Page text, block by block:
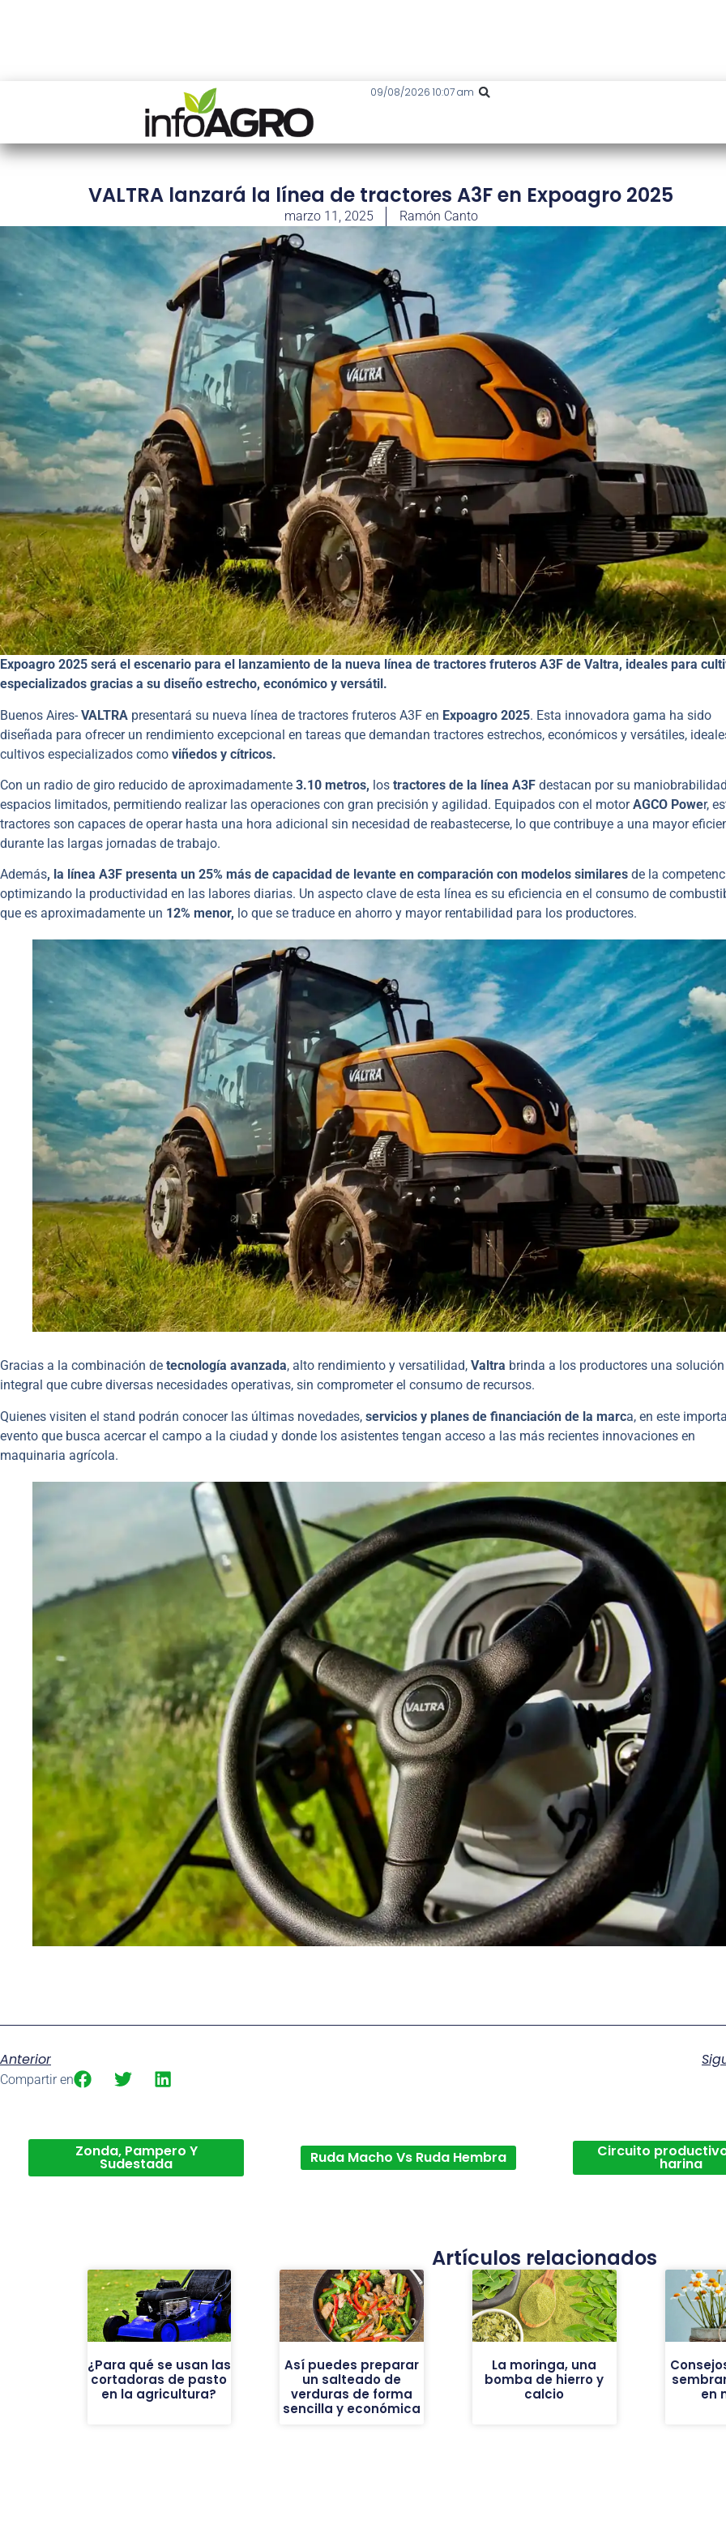
09/08/2026 10:07 am
VALTRA lanzará la línea de tractores A3F en Expoagro 2025
marzo 11, 2025 Ramón Canto
Expoagro 2025 será el escenario para el lanzamiento de la nueva línea de tractores fruteros A3F de Valtra, ideales para
especializados gracias a su diseño estrecho, económico y versátil.
Buenos Aires- VALTRA presentará su nueva línea de tractores fruteros A3F en Expoagro 2025. Esta innovadora gama ha sido
diseñada para ofrecer un rendimiento excepcional en tareas que demandan tractores estrechos, económicos y versátiles,
cultivos especializados como viñedos y cítricos.
Con un radio de giro reducido de aproximadamente 3.10 metros, los tractores de la línea A3F destacan por su
espacios limitados, permitiendo realizar las operaciones con gran precisión y agilidad. Equipados con el motorAGCO Power,
tractores son capaces de operar hasta una hora adicional sin necesidad de reabastecerse, lo que contribuye a una mayor
durante las largas jornadas de trabajo.
Además, la línea A3F presenta un 25% más de capacidad de levante en comparación con modelos similares de la
optimizando la productividad en las labores diarias. Un aspecto clave de esta línea es su eficiencia en el consumo de
que es aproximadamente un 12% menor, lo que se traduce en ahorro y mayor rentabilidad para los productores.
Gracias a la combinación de tecnología avanzada, alto rendimiento y versatilidad, Valtra brinda a los productores una solución
integral que cubre diversas necesidades operativas, sin comprometer el consumo de recursos.
Quienes visiten el stand podrán conocer las últimas novedades, servicios y planes de financiación de la marca, en este
evento que busca acercar el campo a la ciudad y donde los asistentes tengan acceso a las más recientes innovaciones en
maquinaria agrícola.
Anterior
Compartir en
Zonda, Pampero Y
Sudestada Ruda Macho Vs Ruda Hembra Circuito
harina
Artículos relacionados
¿Para qué se usan las
cortadoras de pasto
en la agricultura?
Así puedes preparar
un salteado de
verduras de forma
sencilla y económica
La moringa, una
bomba de hierro y
calcio
en